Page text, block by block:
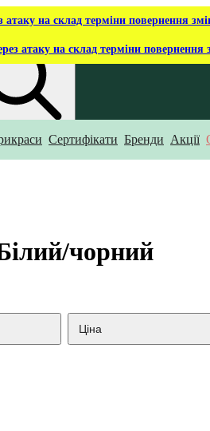
атаку на склад терміни повернення
атаку на склад терміни повернення
шукаєш?Сертифікати Бренди Акції
чорний
Ціна